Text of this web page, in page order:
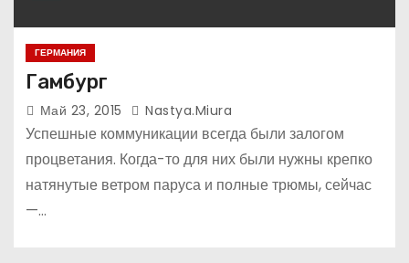
ГЕРМАНИЯ
Гамбург
Май 23, 2015 Nastya.miura
Успешные коммуникации всегда были залогом
процветания. Когда-то для них были нужны крепко
натянутые ветром паруса и полные трюмы, сейчас
—…